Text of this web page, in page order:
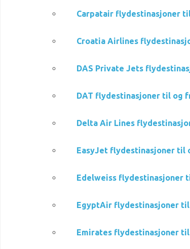
Carpatair flydestinasjoner
Croatia Airlines
DAS Private Jets
DAT flydestinasjoner til og
Delta Air Lines
EasyJet flydestinasjoner til
Edelweiss flydestinasjoner
EgyptAir flydestinasjoner
Emirates flydestinasjoner